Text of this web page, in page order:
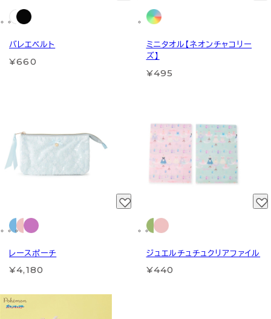
バレエベルト
¥660
ミニタオル【ネオンチャコリー
ズ】
¥495
レースポーチ
¥4,180
ジュエルチュチュクリアファイル
¥440